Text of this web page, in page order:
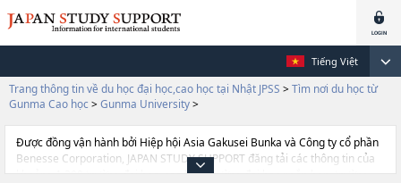
Tiếng Việt
Trang thông tin về du học đại học,cao học tại Nhật JPSS > Tìm nơi du học từ
Gunma Cao học > Gunma University>
Được đồng vận hành bởi Hiệp hội Asia Gakusei Bunka và Công ty cổ phần
Benesse Corporation, JAPAN STUDY SUPPORT đăng tải các thông tin của
khoảng 1.300 trường đại học, cao học, trường đại học ngắn hạn, trường